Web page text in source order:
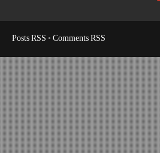
Posts RSS • Comments RSS